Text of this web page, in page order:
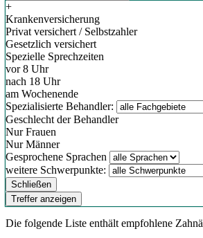
+
Krankenversicherung
Privat versichert / Selbstzahler
Gesetzlich versichert
Spezielle Sprechzeiten
vor 8 Uhr
nach 18 Uhr
am Wochenende
Spezialisierte Behandler:
Geschlecht der Behandler
Nur Frauen
Nur Männer
Gesprochene Sprachen
weitere Schwerpunkte:
Schließen
Treffer anzeigen
Die folgende Liste enthält empfohlene